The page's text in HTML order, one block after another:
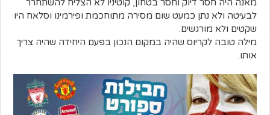
מאנה היה חסר דיוק וחסר בטחון, קוטיניו לא הצליח להשתחרר
לבעיטה ולא נתן כמעט שום מסירה מתוחכמת ופירמינו וסלאח היו
שקטים ולא מורגשים.
מילה טובה לקריוס שהיה במקום הנכון בפעם היחידה שהיה צריך
אותו.